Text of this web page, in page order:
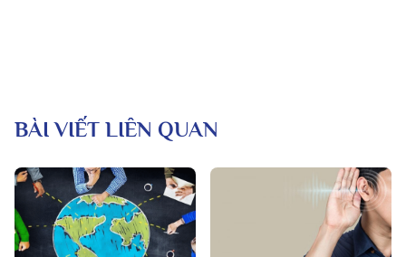
BÀI VIẾT LIÊN QUAN